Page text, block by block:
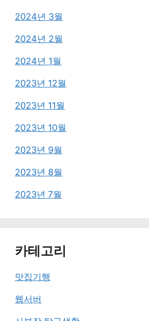
2024년 3월
2024년 2월
2024년 1월
2023년 12월
2023년 11월
2023년 10월
2023년 9월
2023년 8월
2023년 7월
카테고리
맛집기행
웹서버